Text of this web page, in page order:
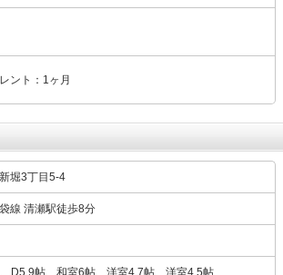
ント：1ヶ月
堀3丁目5-4
線 清瀬駅徒歩8分
D5.9帖、和室6帖、洋室4.7帖、洋室4.5帖